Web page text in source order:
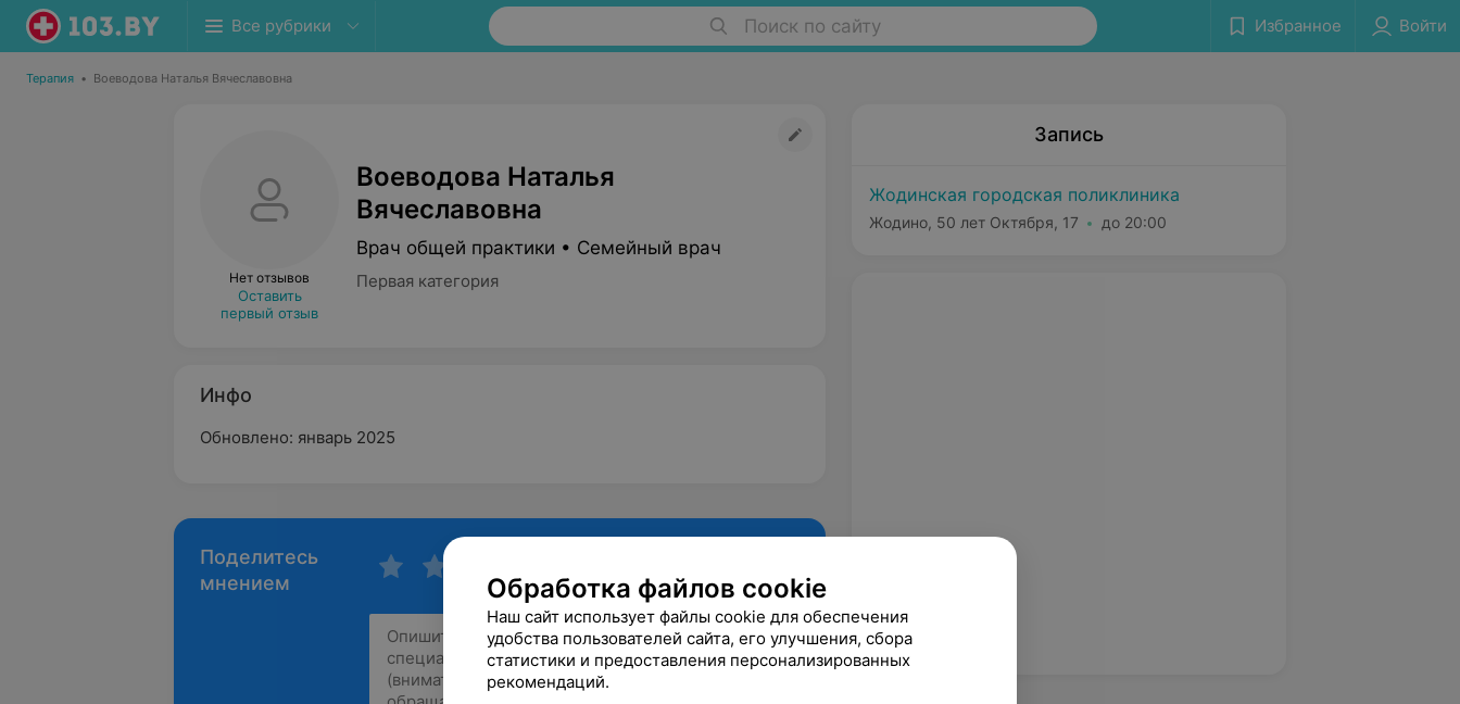
Все рубрики Поиск по сайту Избранное Войти
Терапия • Воеводова Наталья Вячеславовна
Нет отзывов
Оставить
первый отзыв
Воеводова Наталья
Вячеславовна
Врач общей практики • Семейный врач
Первая категория
Инфо
Обновлено: январь 2025
Поделитесь
мнением
Запись
Жодинская городская поликлиника
Жодино, 50 лет Октября, 17 до 20:00
Обработка файлов cookie
Наш сайт использует файлы cookie для обеспечения
удобства пользователей сайта, его улучшения, сбора
статистики и предоставления персонализированных
рекомендаций.